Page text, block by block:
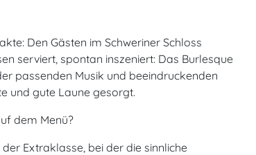
Den Gästen im Schweriner Schloss
serviert, spontan inszeniert: Das Burlesque
passenden Musik und beeindruckenden
und gute Laune gesorgt.
dem Menü?
Extraklasse, bei der die sinnliche